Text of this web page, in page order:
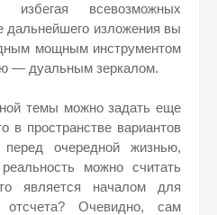
избегая всевозможных
дальнейшего изложения вы
мощным инструментом
— дуальным зеркалом.
темы можно задать еще
в пространстве вариантов
очередной жизнью,
можно считать
является началом для
отсчета? Очевидно, сам